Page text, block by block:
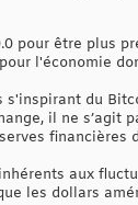
pour être plus
l'économie
du
il ne s’agit
financières
aux
les dollars